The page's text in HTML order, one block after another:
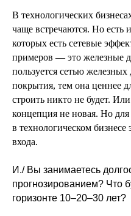
В технологических
чаще встречаются. Но есть
которых есть сетевые
примеров — это железные
пользуется сетью
покрытия, тем она ценнее
строить никто не будет.
концепция не новая. Но
в технологическом
входа.
И./ Вы занимаетесь
прогнозированием? Что
горизонте 10–20–30 лет?